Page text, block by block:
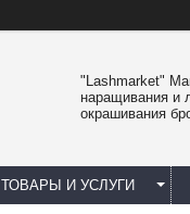
"Lashmarket"
наращивания и
окрашивания
ТОВАРЫ И УСЛУГИ